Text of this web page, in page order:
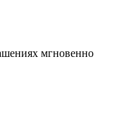
мгновенно